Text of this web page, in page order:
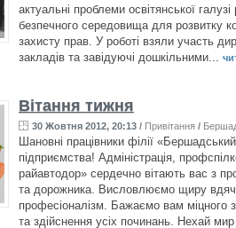
актуальні проблеми освітянської
безпечного середовища для розвитку
захисту прав. У роботі взяли участь
закладів та завідуючі дошкільними...
Вітання тижня
30 Жовтня 2012, 20:13 / Привітання /
Шановні працівники філії
підприємства! Адміністрація,
райавтодор» сердечно вітають вас з
та дорожника. Висловлюємо щиру
професіоналізм. Бажаємо вам міцного
та здійснення усіх починань. Нехай